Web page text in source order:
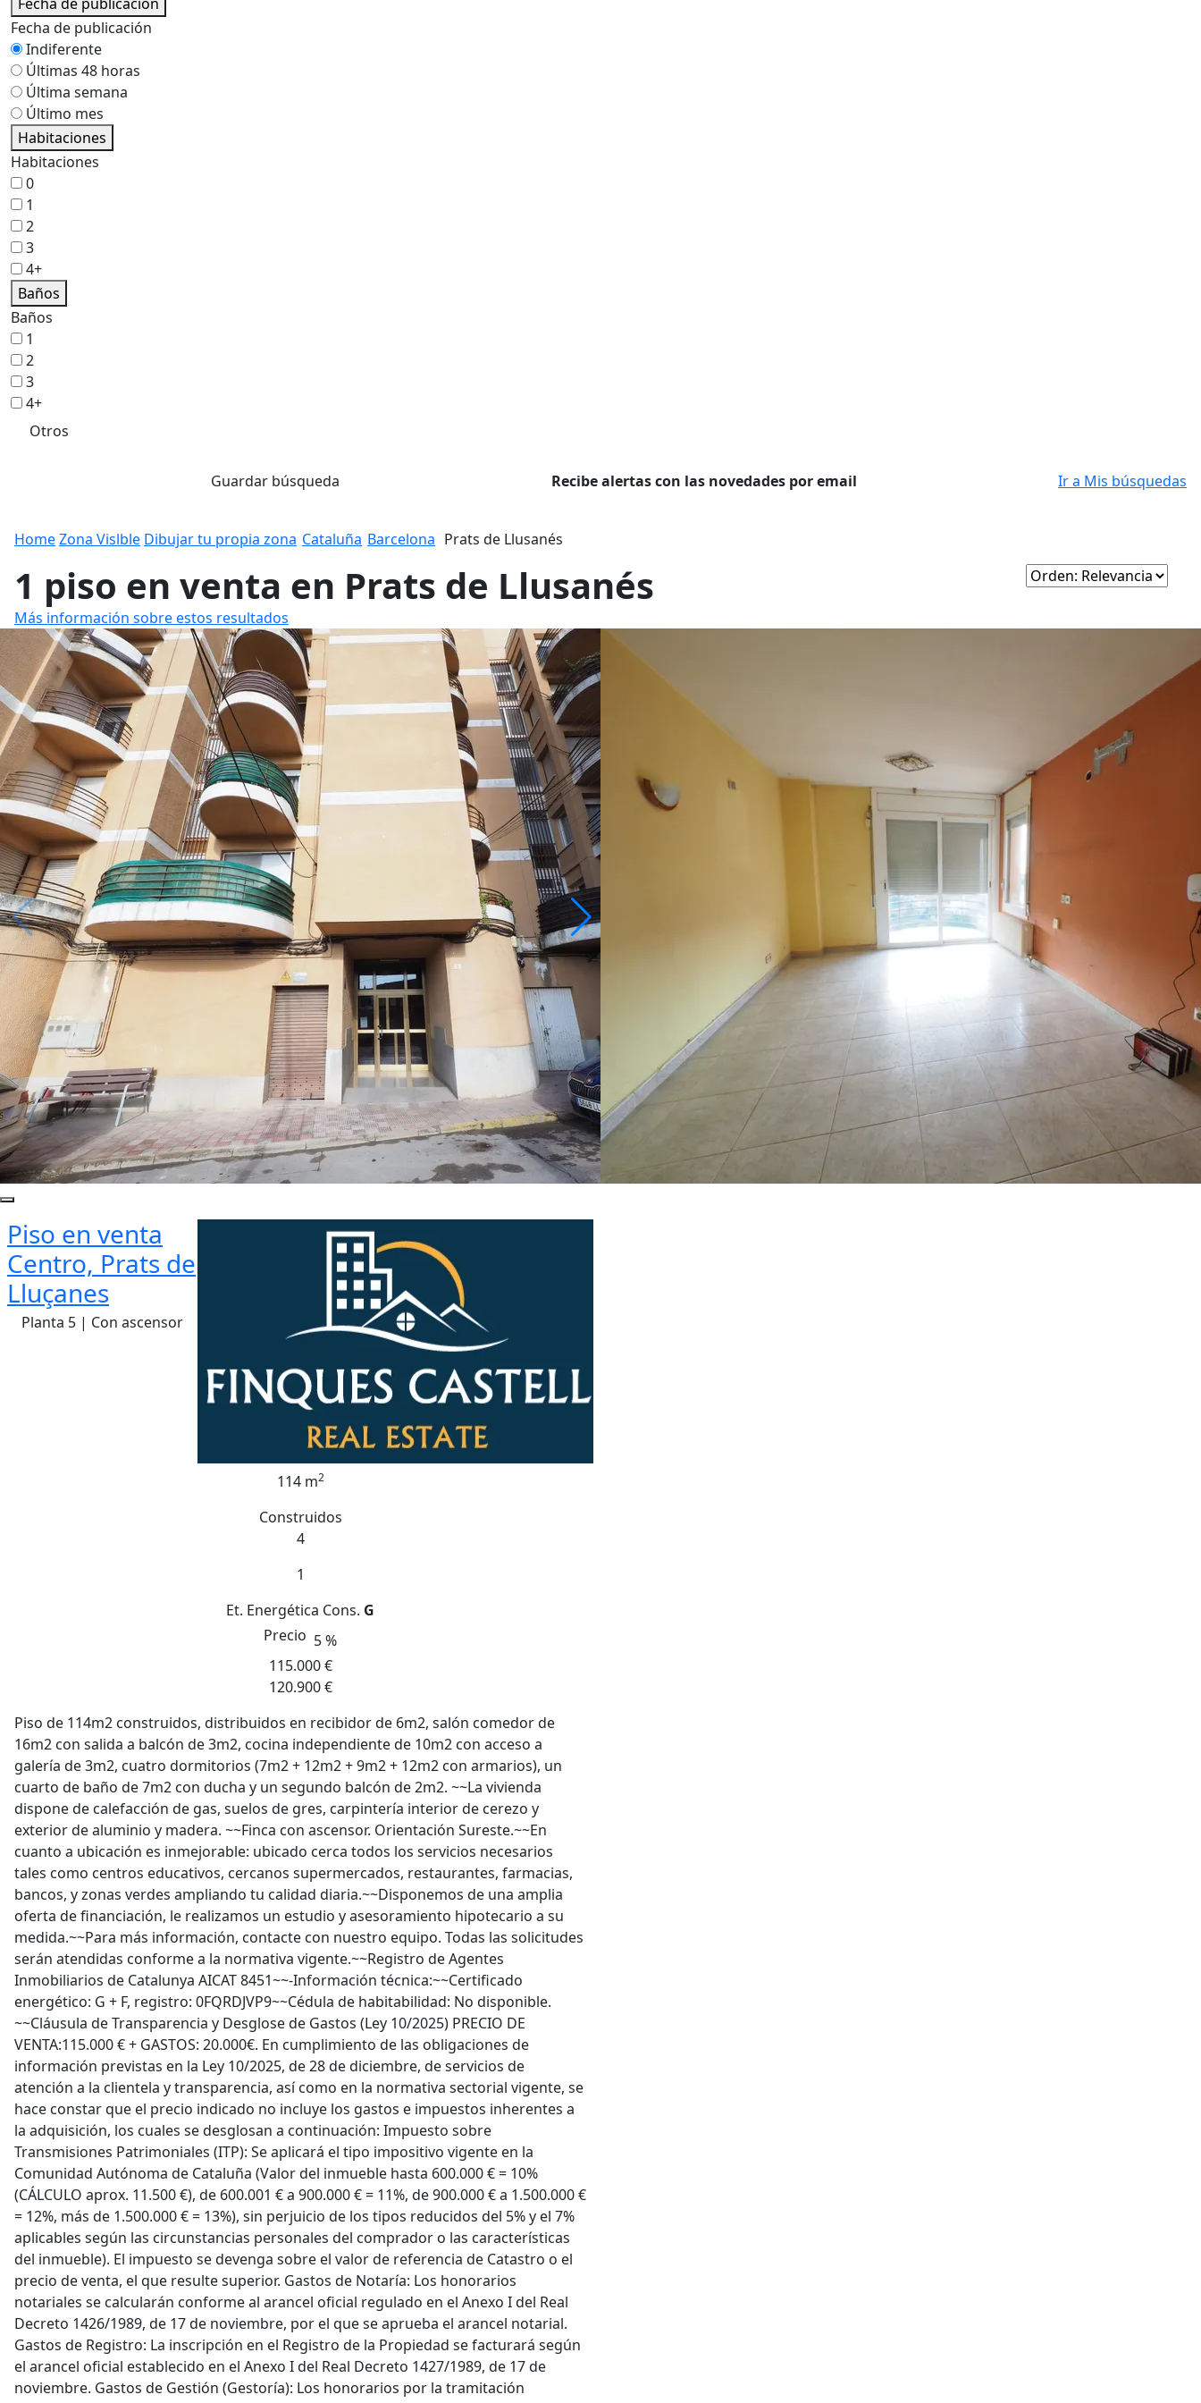
Fecha de publicación
Indiferente
Últimas 48 horas
Última semana
Último mes
Habitaciones
Habitaciones
0
1
2
3
4+
Baños
Baños
1
2
3
4+
Otros
Guardar búsqueda Recibe alertas con las novedades por email Ir a Mis búsquedas
HomeZona Vislble Dibujar tu propia zona Cataluña Barcelona Prats de Llusanés
1 piso en venta en Prats de Llusanés
Más información sobre estos resultados
Piso en venta
Centro, Prats de
Lluçanes
Planta 5 | Con ascensor
114 m2
Construidos
4
1
Et. Energética Cons. G
Precio 5 %
115.000 €
120.900 €
Piso de 114m2 construidos, distribuidos en recibidor de 6m2, salón comedor de
16m2 con salida a balcón de 3m2, cocina independiente de 10m2 con acceso a
galería de 3m2, cuatro dormitorios (7m2 + 12m2 + 9m2 + 12m2 con armarios), un
cuarto de baño de 7m2 con ducha y un segundo balcón de 2m2. ~~La vivienda
dispone de calefacción de gas, suelos de gres, carpintería interior de cerezo y
exterior de aluminio y madera. ~~Finca con ascensor. Orientación Sureste.~~En
cuanto a ubicación es inmejorable: ubicado cerca todos los servicios necesarios
tales como centros educativos, cercanos supermercados, restaurantes, farmacias,
bancos, y zonas verdes ampliando tu calidad diaria.~~Disponemos de una amplia
oferta de financiación, le realizamos un estudio y asesoramiento hipotecario a su
medida.~~Para más información, contacte con nuestro equipo. Todas las solicitudes
serán atendidas conforme a la normativa vigente.~~Registro de Agentes
Inmobiliarios de Catalunya AICAT 8451~~-Información técnica:~~Certificado
energético: G + F, registro: 0FQRDJVP9~~Cédula de habitabilidad: No disponible.
~~Cláusula de Transparencia y Desglose de Gastos (Ley 10/2025) PRECIO DE
VENTA:115.000 € + GASTOS: 20.000€. En cumplimiento de las obligaciones de
información previstas en la Ley 10/2025, de 28 de diciembre, de servicios de
atención a la clientela y transparencia, así como en la normativa sectorial vigente, se
hace constar que el precio indicado no incluye los gastos e impuestos inherentes a
la adquisición, los cuales se desglosan a continuación: Impuesto sobre
Transmisiones Patrimoniales (ITP): Se aplicará el tipo impositivo vigente en la
Comunidad Autónoma de Cataluña (Valor del inmueble hasta 600.000 € = 10%
(CÁLCULO aprox. 11.500 €), de 600.001 € a 900.000 € = 11%, de 900.000 € a 1.500.000 €
= 12%, más de 1.500.000 € = 13%), sin perjuicio de los tipos reducidos del 5% y el 7%
aplicables según las circunstancias personales del comprador o las características
del inmueble). El impuesto se devenga sobre el valor de referencia de Catastro o el
precio de venta, el que resulte superior. Gastos de Notaría: Los honorarios
notariales se calcularán conforme al arancel oficial regulado en el Anexo I del Real
Decreto 1426/1989, de 17 de noviembre, por el que se aprueba el arancel notarial.
Gastos de Registro: La inscripción en el Registro de la Propiedad se facturará según
el arancel oficial establecido en el Anexo I del Real Decreto 1427/1989, de 17 de
noviembre. Gastos de Gestión (Gestoría): Los honorarios por la tramitación